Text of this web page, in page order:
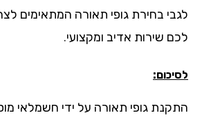
בחירת גופי תאורה המתאימים
שירות אדיב ומקצועי.
גופי תאורה על ידי חשמלאי